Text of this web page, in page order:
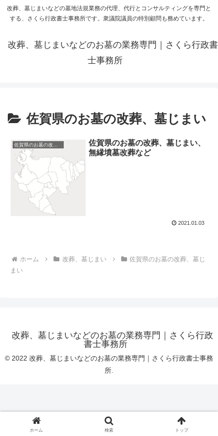
改葬、墓じまいなどの墓地法規業務の代理、代行とコンサルティングを専門と
する、さくら行政書士事務所です。衆議院議員の特別顧問も務めています。
改葬、墓じまいなどのお墓の業務専門｜さくら行政書
士事務所
佐賀県のお墓の改葬、墓じまい
佐賀県のお墓の改葬、墓じまい、
無縁墳墓改葬など
2021.01.03
ホーム 改葬、墓じまい
佐賀県のお墓の改葬、墓じ
まい
改葬、墓じまいなどのお墓の業務専門｜さくら行政
書士事務所
© 2022 改葬、墓じまいなどのお墓の業務専門｜さくら行政書士事務
所.
ホーム 検索 トップ